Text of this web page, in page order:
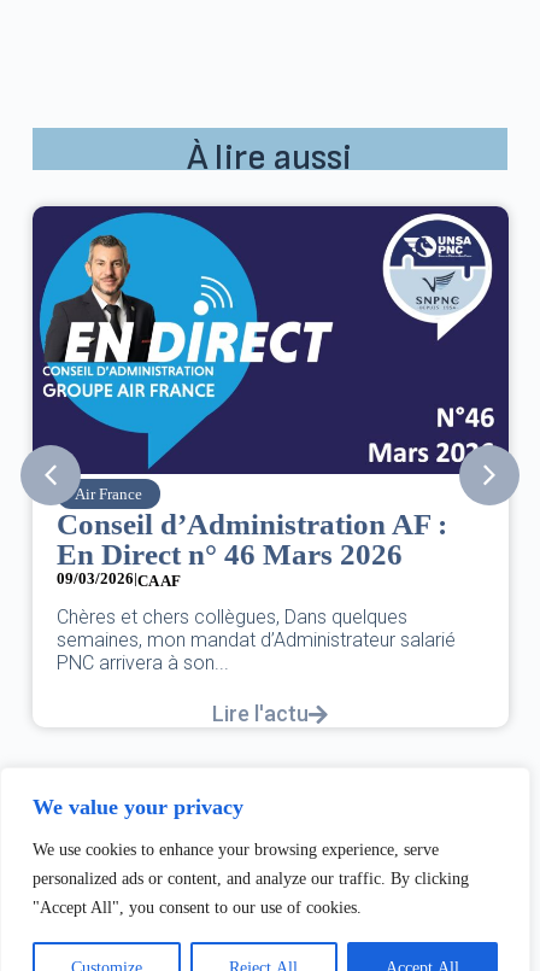
We value your privacy
We use cookies to enhance your browsing experience, serve
personalized ads or content, and analyze our traffic. By clicking
"Accept All", you consent to our use of cookies.
À lire aussi
Air France
Conseil d’Administration AF :
En Direct n° 46 Mars 2026
09/03/2026|CA AF
Chères et chers collègues, Dans quelques
semaines, mon mandat d’Administrateur salarié
PNC arrivera à son...
Lire l'actu